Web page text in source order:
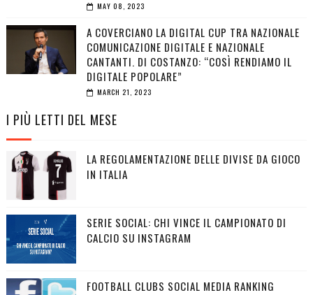
MAY 08, 2023
A COVERCIANO LA DIGITAL CUP TRA NAZIONALE
COMUNICAZIONE DIGITALE E NAZIONALE
CANTANTI. DI COSTANZO: “COSÌ RENDIAMO IL
DIGITALE POPOLARE”
MARCH 21, 2023
I PIÙ LETTI DEL MESE
LA REGOLAMENTAZIONE DELLE DIVISE DA GIOCO
IN ITALIA
SERIE SOCIAL: CHI VINCE IL CAMPIONATO DI
CALCIO SU INSTAGRAM
FOOTBALL CLUBS SOCIAL MEDIA RANKING